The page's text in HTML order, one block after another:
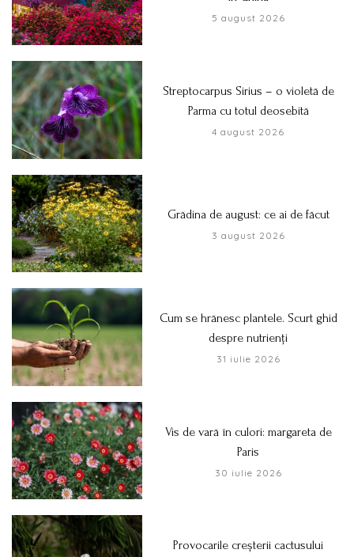
5 august 2026
Streptocarpus Sirius – o violetă de
Parma cu totul deosebită
4 august 2026
Grădina de august: ce ai de făcut
3 august 2026
Cum se hrănesc plantele. Scurt ghid
despre nutrienți
31 iulie 2026
Vis de vară în culori: margareta de
Paris
30 iulie 2026
Provocarile creșterii cactusului